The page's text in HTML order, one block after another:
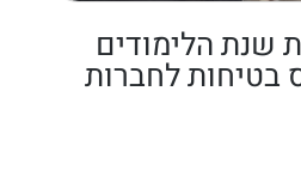
שנת הלימודים
בטיחות לחברות